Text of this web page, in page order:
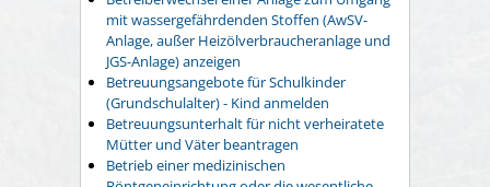
mit wassergefährdenden Stoffen (AwSV-
Anlage, außer Heizölverbraucheranlage und
JGS-Anlage) anzeigen
Betreuungsangebote für Schulkinder
(Grundschulalter) - Kind anmelden
Betreuungsunterhalt für nicht verheiratete
Mütter und Väter beantragen
Betrieb einer medizinischen